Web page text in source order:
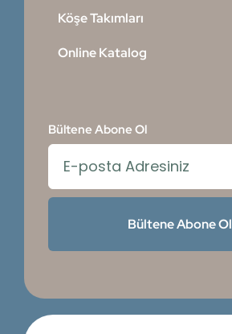
Köşe Takımları
Online Katalog
Bültene Abone Ol
Bültene Abone Ol